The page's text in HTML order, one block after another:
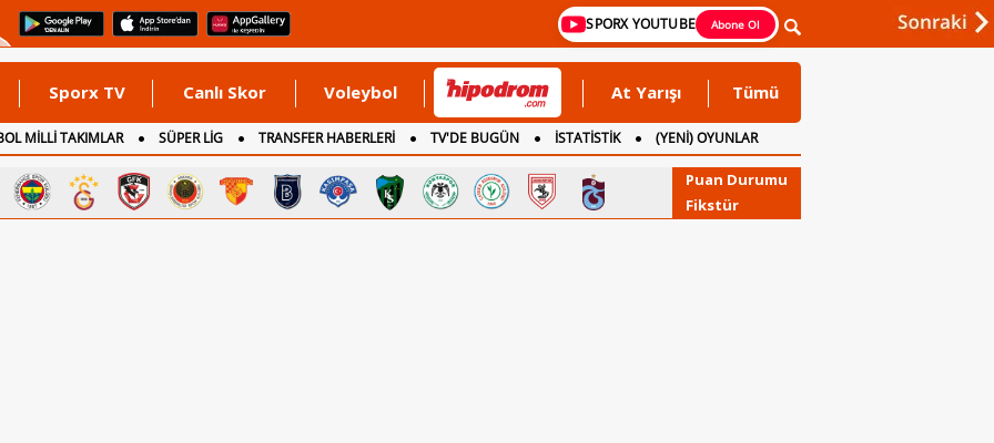
SPORX YOUTUBE Abone Ol
Sporx TV Canlı Skor Voleybol At Yarışı Tümü
MİLLİ TAKIMLAR SÜPER LİG TRANSFER HABERLERİ TV'DE BUGÜN İSTATİSTİK
(YENİ) OYUNLAR
Puan Durumu
Fikstür